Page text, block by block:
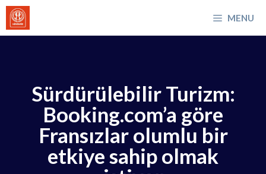
İçeriğe
atla
MENU
Sürdürülebilir Turizm:
Booking.com’a göre
Fransızlar olumlu bir
etkiye sahip olmak